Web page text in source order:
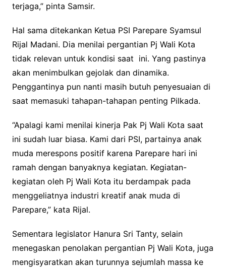
terjaga,” pinta Samsir.
Hal sama ditekankan Ketua PSI Parepare Syamsul
Rijal Madani. Dia menilai pergantian Pj Wali Kota
tidak relevan untuk kondisi saat ini. Yang pastinya
akan menimbulkan gejolak dan dinamika.
Penggantinya pun nanti masih butuh penyesuaian di
saat memasuki tahapan-tahapan penting Pilkada.
“Apalagi kami menilai kinerja Pak Pj Wali Kota saat
ini sudah luar biasa. Kami dari PSI, partainya anak
muda merespons positif karena Parepare hari ini
ramah dengan banyaknya kegiatan. Kegiatan-
kegiatan oleh Pj Wali Kota itu berdampak pada
menggeliatnya industri kreatif anak muda di
Parepare,” kata Rijal.
Sementara legislator Hanura Sri Tanty, selain
menegaskan penolakan pergantian Pj Wali Kota, juga
mengisyaratkan akan turunnya sejumlah massa ke